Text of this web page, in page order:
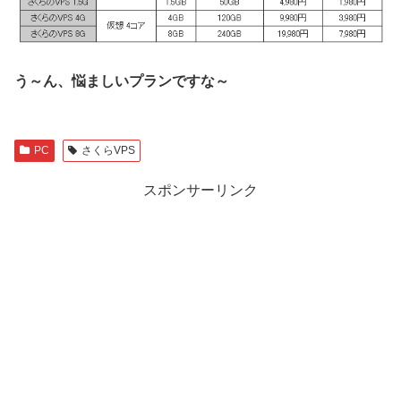
う～ん、悩ましいプランですな～
PC さくらVPS
スポンサーリンク